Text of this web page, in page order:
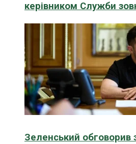
керівником Служби
Зеленський обговорив